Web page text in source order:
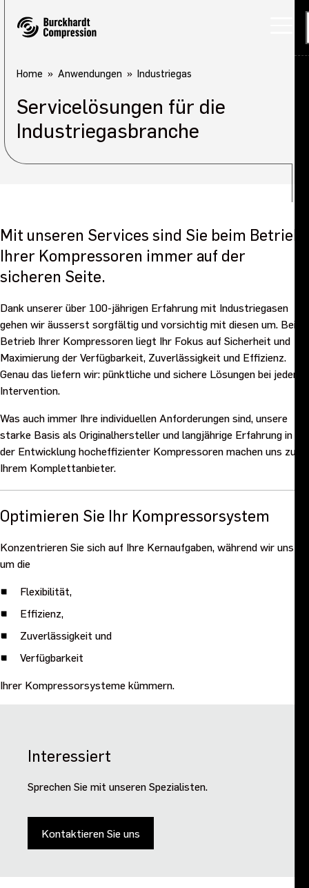
Home Anwendungen Industriegas
Servicelösungen für die
Industriegasbranche
Mit unseren Services sind Sie beim Betrieb
Ihrer Kompressoren immer auf der
sicheren Seite.
Dank unserer über 100-jährigen Erfahrung mit Industriegasen
gehen wir äusserst sorgfältig und vorsichtig mit diesen um. Beim
Betrieb Ihrer Kompressoren liegt Ihr Fokus auf Sicherheit und
Maximierung der Verfügbarkeit, Zuverlässigkeit und Effizienz.
Genau das liefern wir: pünktliche und sichere Lösungen bei jeder
Intervention.
Was auch immer Ihre individuellen Anforderungen sind, unsere
starke Basis als Originalhersteller und langjährige Erfahrung in
der Entwicklung hocheffizienter Kompressoren machen uns zu
Ihrem Komplettanbieter.
Optimieren Sie Ihr Kompressorsystem
Konzentrieren Sie sich auf Ihre Kernaufgaben, während wir uns
um die
Flexibilität,
Effizienz,
Zuverlässigkeit und
Verfügbarkeit
Ihrer Kompressorsysteme kümmern.
Interessiert
Sprechen Sie mit unseren Spezialisten.
Kontaktieren Sie uns